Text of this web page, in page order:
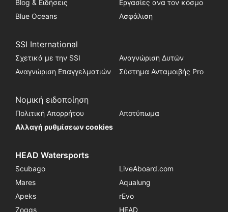
Blog & Ειδήσεις
Εργασίες ανα τον κόσμο
Blue Oceans
Ασφάλιση
SSI International
Σχετικά με την SSI
Αναγνώριση Δυτών
Αναγνώριση Επαγγελματιών
Σύστημα Ανταμοιβής Pro
Νομική ειδοποίηση
Πολιτική Απορρήτου
Αποτύπωμα
Αλλαγή ρυθμίσεων cookies
HEAD Watersports
Scubago
LiveAboard.com
Mares
Aqualung
Apeks
rEvo
Zoggs
HEAD